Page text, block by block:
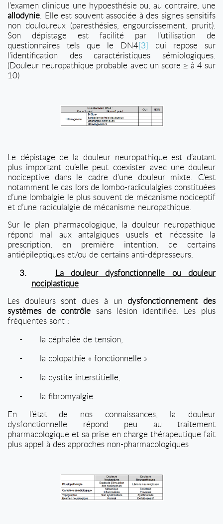
l’examen clinique une hypoesthésie ou, au contraire, une
allodynie. Elle est souvent associée à des signes sensitifs
non douloureux (paresthésies, engourdissement, prurit).
Son dépistage est facilité par l’utilisation de
questionnaires tels que le DN4[3] qui repose sur
l’identification des caractéristiques sémiologiques.
(Douleur neuropathique probable avec un score ≥ à 4 sur
10)
Le dépistage de la douleur neuropathique est d’autant
plus important qu’elle peut coexister avec une douleur
nociceptive dans le cadre d’une douleur mixte. C’est
notamment le cas lors de lombo-radiculalgies constituées
d’une lombalgie le plus souvent de mécanisme nociceptif
et d’une radiculalgie de mécanisme neuropathique.
Sur le plan pharmacologique, la douleur neuropathique
répond mal aux antalgiques usuels et nécessite la
prescription, en première intention, de certains
antiépileptiques et/ou de certains anti-dépresseurs.
3.
La douleur dysfonctionnelle ou douleur
nociplastique
Les douleurs sont dues à un dysfonctionnement des
systèmes de contrôle sans lésion identifiée. Les plus
fréquentes sont :
-
la céphalée de tension,
-
la colopathie « fonctionnelle »
-
la cystite interstitielle,
-
la fibromyalgie.
En l’état de nos connaissances, la douleur
dysfonctionnelle répond peu au traitement
pharmacologique et sa prise en charge thérapeutique fait
plus appel à des approches non-pharmacologiques